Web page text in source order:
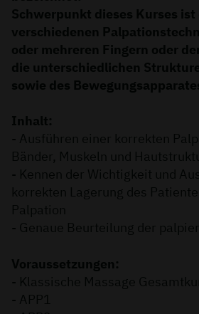
Schwerpunkt dieses Kurses
verschiedenen
oder mehreren Fingern oder
die unterschiedlichen
sowie des
Inhalt:
- Ausführen einer korrekten
Bänder, Muskeln und
- Kennen der Wichtigkeit und
korrekten Lagerung des
Palpation
- Genaue Beurteilung der
Voraussetzungen:
- Klassische Massage
- APP1